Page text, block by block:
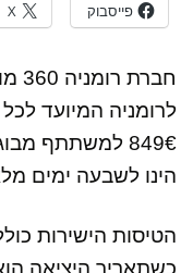
פייסבוק X
לרומניה המיועד
הינו לשבעה ימים
הטיסות הישירות